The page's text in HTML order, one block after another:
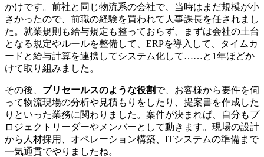
かけです。前社と同じ物流系の会社で、当時はまだ規模が小
さかったので、前職の経験を買われて人事課長を任されまし
た。就業規則も給与規定も整っておらず、まずは会社の土台
となる規定やルールを整備して、ERPを導入して、タイムカ
ードと給与計算を連携してシステム化して……と1年ほどか
けて取り組みました。
その後、 プリセールスのような役割で、お客様から要件を伺
って物流現場の分析や見積もりをしたり、提案書を作成した
りといった業務に関わりました。案件が決まれば、自分もプ
ロジェクトリーダーやメンバーとして動きます。現場の設計
から人材採用、オペレーション構築、ITシステムの準備まで
一気通貫でやりましたね。